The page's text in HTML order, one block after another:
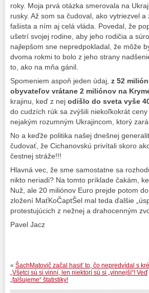
roky. Moja prvá otázka smerovala na
rusky. Až som sa čudoval, ako vytriezvel
fašista a ním aj celá vláda. Povedal, že
ušetrí svojej rodine, aby jeho rodičia a
najlepšom sne nepredpokladal, že môže
dvoma rokmi to bolo z jeho strany
to, ako na mňa gánil.
Spomeniem aspoň jeden údaj, z 52
obyvateľov vrátane 2 miliónov na
krajinu, keď z nej odišlo do sveta vyše
do cudzích rúk sa zvýšili niekoľkokrát
nejakým rozumným Ukrajincom, ktorý
No a keďže politika našej dnešnej
čudovať, že Cichanovskú privítali skoro
čestnej stráže!!!
Hlavná vec, že sme samostatne sa
nikto neriadi? Na tomto príklade čakám,
Nuž, ale 20 miliónov Euro prejde potom
zložení MaťKoČaptŠel mal teda ďalšie
protestujúcich z nežnej a drahocenným
Pavel Jacz
« ŠachMatovič začal hasiť to, čo nepredvídal s
„Všetci sú si vinní, len niektorí sú si „vinnejší“! Veď
„falšujeme“ štatistiky!